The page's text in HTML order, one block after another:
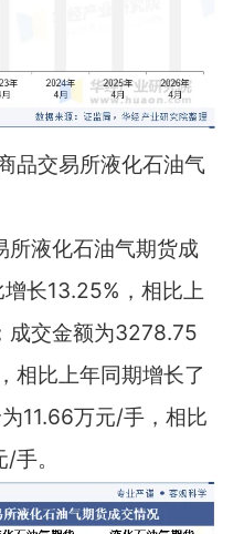
品交易所液化石油气
液化石油气期货成
长13.25%，相比上
成交金额为3278.75
相比上年同期增长了
11.66万元/手，相比
手。